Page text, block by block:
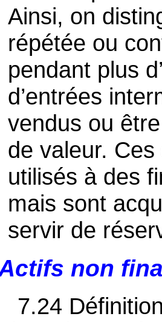
Ainsi, on
répétée ou
pendant plus
d’entrées
vendus ou
de valeur.
utilisés à des
mais sont
servir de
non
7.24